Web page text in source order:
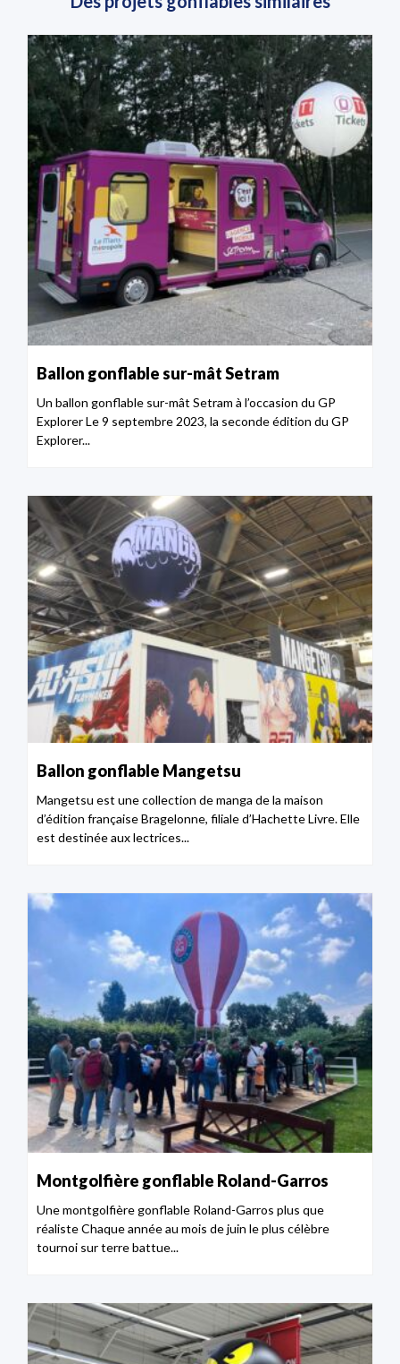
Ballon gonflable sur-mât Setram
Un ballon gonflable sur-mât Setram à l’occasion du GP
Explorer Le 9 septembre 2023, la seconde édition du GP
Explorer...
Ballon gonflable Mangetsu
Mangetsu est une collection de manga de la maison
d’édition française Bragelonne, filiale d’Hachette Livre. Elle
est destinée aux lectrices...
Montgolfière gonflable Roland-Garros
Une montgolfière gonflable Roland-Garros plus que
réaliste Chaque année au mois de juin le plus célèbre
tournoi sur terre battue...